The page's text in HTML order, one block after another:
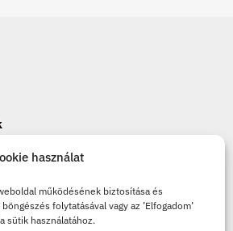
használat
működésének biztosítása és
folytatásával vagy az ’Elfogadom’
sütik használatához.